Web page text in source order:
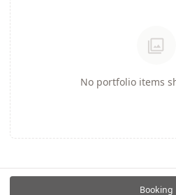
photo_library
No portfolio items
Booking